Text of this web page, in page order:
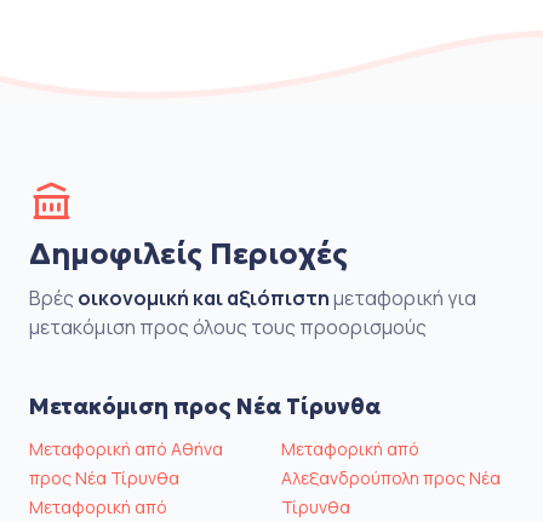
Δημοφιλείς Περιοχές
Βρές οικονομική και αξιόπιστημεταφορική για
μετακόμιση προς όλους τους προορισμούς
Μετακόμιση προς Νέα Τίρυνθα
Μεταφορική από Αθήνα
προς Νέα Τίρυνθα
Μεταφορική από
Μεταφορική από
Αλεξανδρούπολη προς Νέα
Τίρυνθα